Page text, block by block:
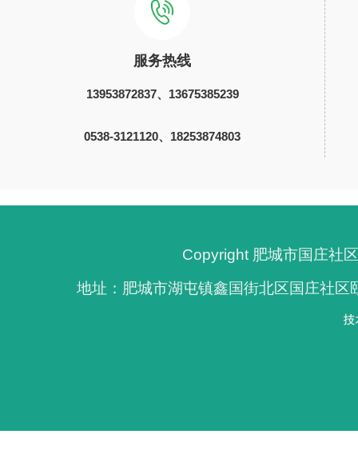
服务热线
13953872837、13675385239
0538-3121120、18253874803
Copyright 肥城市国庄社
地址：肥城市湖屯镇鑫国街北区国庄社